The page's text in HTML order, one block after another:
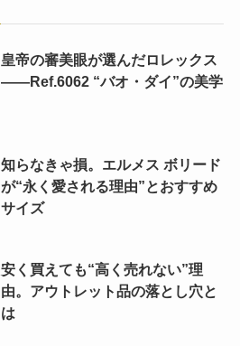
皇帝の審美眼が選んだロレックス
――Ref.6062 “バオ・ダイ”の美学
知らなきゃ損。エルメス ボリード
が“永く愛される理由”とおすすめ
サイズ
安く買えても“高く売れない”理
由。アウトレット品の落とし穴と
は